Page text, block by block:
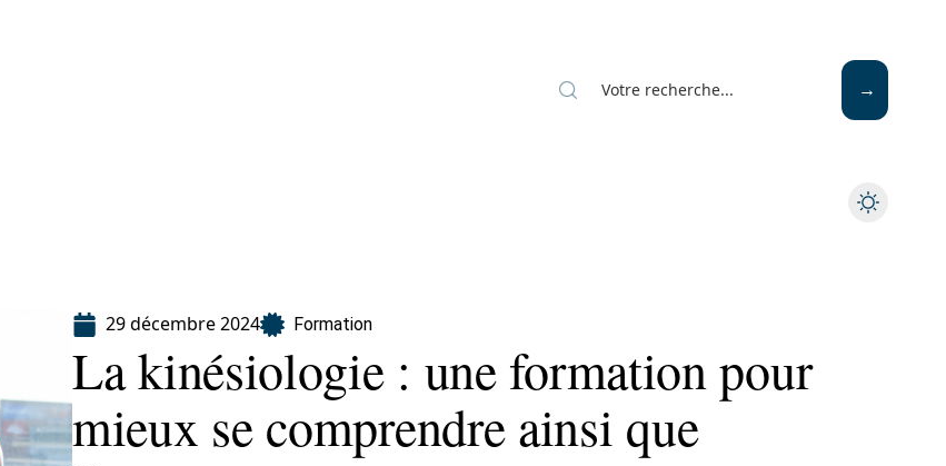
29 décembre 2024 Formation
La kinésiologie : une formation pour
mieux se comprendre ainsi que